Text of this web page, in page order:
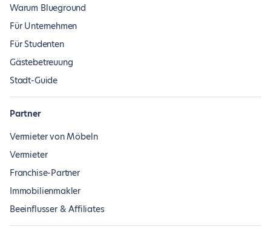
Warum Blueground
Für Unternehmen
Für Studenten
Gästebetreuung
Stadt-Guide
Partner
Vermieter von Möbeln
Vermieter
Franchise-Partner
Immobilienmakler
Beeinflusser & Affiliates